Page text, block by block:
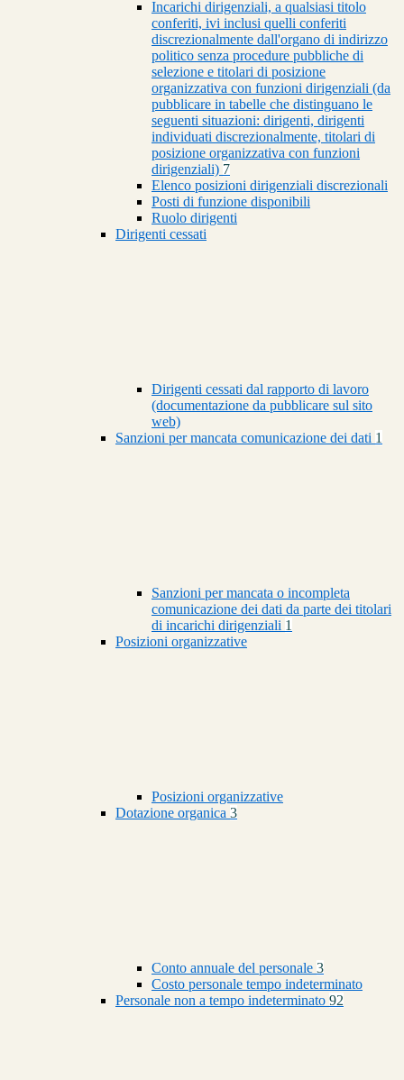
Incarichi dirigenziali, a qualsiasi titolo
conferiti, ivi inclusi quelli conferiti
discrezionalmente dall'organo di indirizzo
politico senza procedure pubbliche di
selezione e titolari di posizione
organizzativa con funzioni dirigenziali (da
pubblicare in tabelle che distinguano le
seguenti situazioni: dirigenti, dirigenti
individuati discrezionalmente, titolari di
posizione organizzativa con funzioni
dirigenziali) 7
Elenco posizioni dirigenziali discrezionali
Posti di funzione disponibili
Ruolo dirigenti
Dirigenti cessati
Dirigenti cessati dal rapporto di lavoro
(documentazione da pubblicare sul sito
web)
Sanzioni per mancata comunicazione dei dati 1
Sanzioni per mancata o incompleta
comunicazione dei dati da parte dei titolari
di incarichi dirigenziali 1
Posizioni organizzative
Posizioni organizzative
Dotazione organica 3
Conto annuale del personale 3
Costo personale tempo indeterminato
Personale non a tempo indeterminato 92